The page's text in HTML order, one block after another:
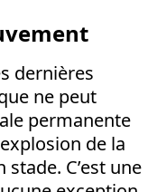
dernières
ne peut
permanente
de la
C’est une